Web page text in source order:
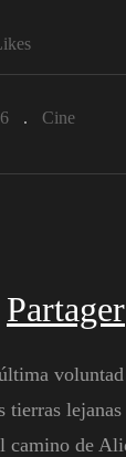
Cine
Partager
camino de